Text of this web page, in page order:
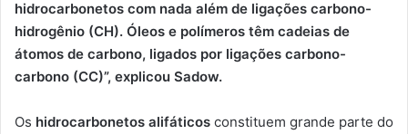
hidrocarbonetos com nada além de ligações carbono-
hidrogênio (CH). Óleos e polímeros têm cadeias de
átomos de carbono, ligados por ligações carbono-
carbono (CC)”, explicou Sadow.
Os hidrocarbonetos alifáticos constituem grande parte do